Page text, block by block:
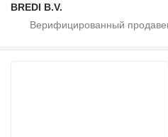
BREDI B.V.